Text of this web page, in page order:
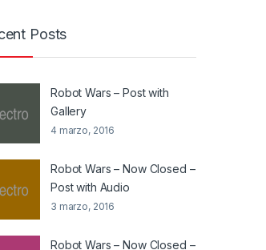
Posts
Robot Wars – Post with
Gallery
4 marzo, 2016
Robot Wars – Now Closed –
Post with Audio
3 marzo, 2016
Robot Wars – Now Closed –